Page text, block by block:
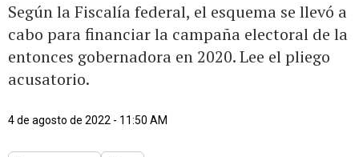
Según la Fiscalía federal, el esquema se llevó a
cabo para financiar la campaña electoral de la
entonces gobernadora en 2020. Lee el pliego
acusatorio.
4 de agosto de 2022 - 11:50 AM